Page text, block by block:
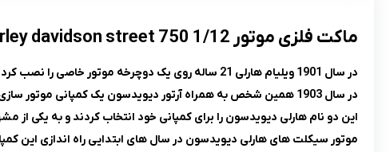
ماکت فلزی موتور 1/12 harley davidson street 750
در سال 1901 ویلیام هارلی 21 ساله روی یک دوچرخه موتور خاصی را نصب کرد و به نحوی اولین موتور سیکلت جهان را تولید کرد.
در سال 1903 همین شخص به همراه آرتور دیویدسون یک کمپانی موتور سازی را تاسیس کردند.
این دو نام هارلی دیویدسون را برای کمپانی خود انتخاب کردند و به یکی از
موتور سیکلت های هارلی دیویدسون در سال های ابتدایی راه اندازی این